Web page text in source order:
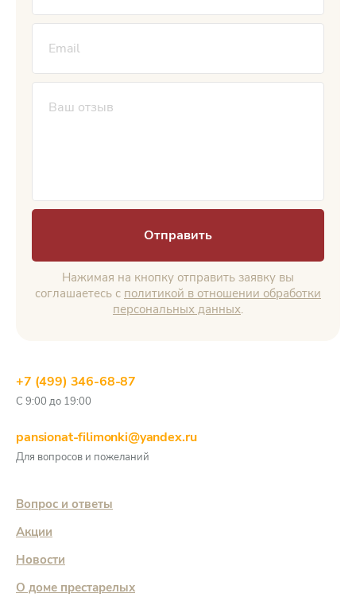
Отправить
Нажимая на кнопку отправить заявку вы
соглашаетесь с политикой в отношении обработки
персональных данных.
+7 (499) 346-68-87
С 9:00 до 19:00
pansionat-filimonki@yandex.ru
Для вопросов и пожеланий
Вопрос и ответы
Акции
Новости
О доме престарелых